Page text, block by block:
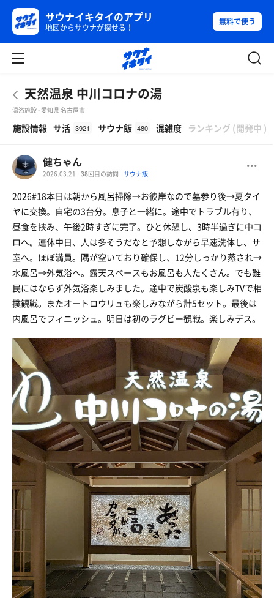
サウナイキタイのアプリ
地図からサウナが探せる！
無料で使う
天然温泉 中川コロナの湯
温浴施設 - 愛知県 名古屋市
施設情報 サ活 3921 サウナ飯 480 混雑度 ランキング (開発中 )
健ちゃん
2026.03.21 38回目の訪問 サウナ飯
2026#18本日は朝から風呂掃除→お彼岸なので墓参り後→夏タイ
ヤに交換。自宅の3台分。息子と一緒に。途中でトラブル有り、
昼食を挟み、午後2時すぎに完了。ひと休憩し、3時半過ぎに中コ
ロへ。連休中日、人は多そうだなと予想しながら早速洗体し、サ
室へ。ほぼ満員。隅が空いており確保し、12分しっかり蒸され→
水風呂→外気浴へ。露天スペースもお風呂も人たくさん。でも難
民にはならず外気浴楽しみました。途中で炭酸泉も楽しみTVで相
撲観戦。またオートロウリュも楽しみながら計5セット。最後は
内風呂でフィニッシュ。明日は初のラグビー観戦。楽しみデス。